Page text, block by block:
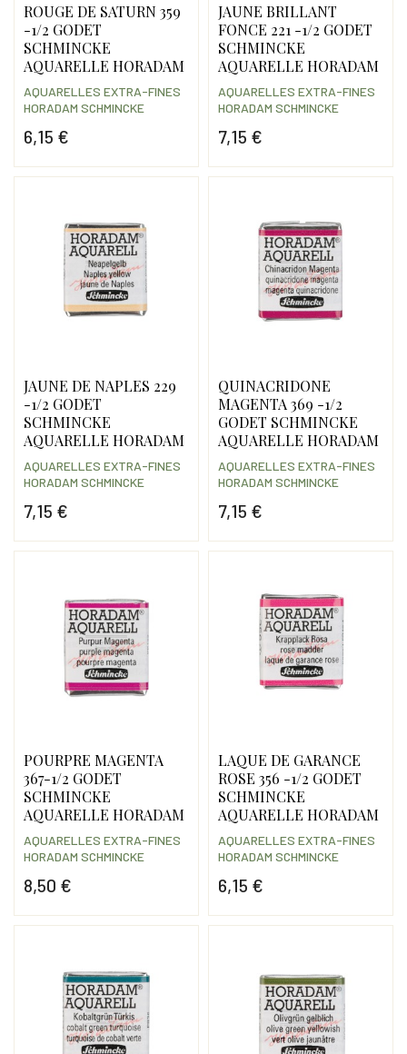
ROUGE DE SATURN 359
-1/2 GODET
SCHMINCKE
AQUARELLE HORADAM
6,15 €
AQUARELLES EXTRA-FINES
HORADAM SCHMINCKE
JAUNE BRILLANT
FONCE 221 -1/2 GODET
SCHMINCKE
AQUARELLE HORADAM
7,15 €
AQUARELLES EXTRA-FINES
HORADAM SCHMINCKE
JAUNE DE NAPLES 229
-1/2 GODET
SCHMINCKE
AQUARELLE HORADAM
7,15 €
AQUARELLES EXTRA-FINES
HORADAM SCHMINCKE
QUINACRIDONE
MAGENTA 369 -1/2
GODET SCHMINCKE
AQUARELLE HORADAM
7,15 €
AQUARELLES EXTRA-FINES
HORADAM SCHMINCKE
POURPRE MAGENTA
367-1/2 GODET
SCHMINCKE
AQUARELLE HORADAM
8,50 €
AQUARELLES EXTRA-FINES
HORADAM SCHMINCKE
LAQUE DE GARANCE
ROSE 356 -1/2 GODET
SCHMINCKE
AQUARELLE HORADAM
6,15 €
AQUARELLES EXTRA-FINES
HORADAM SCHMINCKE